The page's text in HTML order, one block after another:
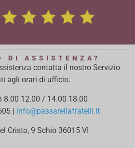
DI ASSISTENZA?
contatta il nostro Servizio
agli orari di ufficio.
8.00 12.00 / 14.00 18.00
info@passarellafratelli.it
Cristo, 9 Schio 36015 VI